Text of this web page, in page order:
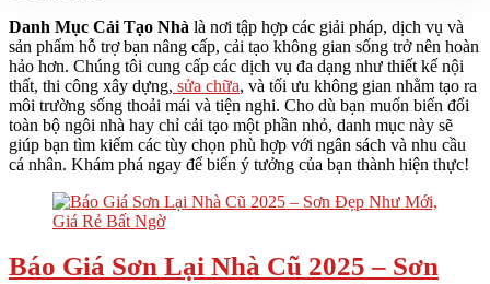
Danh Mục Cải Tạo Nhà là nơi tập hợp các giải pháp, dịch vụ và
sản phẩm hỗ trợ bạn nâng cấp, cải tạo không gian sống trở nên hoàn
hảo hơn. Chúng tôi cung cấp các dịch vụ đa dạng như thiết kế nội
thất, thi công xây dựng, sửa chữa, và tối ưu không gian nhằm tạo ra
môi trường sống thoải mái và tiện nghi. Cho dù bạn muốn biến đổi
toàn bộ ngôi nhà hay chỉ cải tạo một phần nhỏ, danh mục này sẽ
giúp bạn tìm kiếm các tùy chọn phù hợp với ngân sách và nhu cầu
cá nhân. Khám phá ngay để biến ý tưởng của bạn thành hiện thực!
Báo Giá Sơn Lại Nhà Cũ 2025 – Sơn